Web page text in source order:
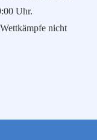
Uhr.
nicht